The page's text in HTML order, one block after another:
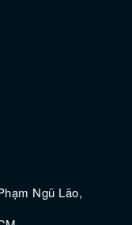
- thủ
Kỳ
Ngũ Lão,